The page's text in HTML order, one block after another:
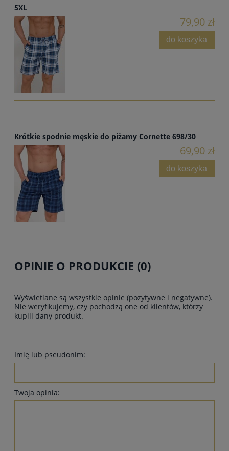
5XL
79,90 zł
do koszyka
Krótkie spodnie męskie do piżamy Cornette 698/30
69,90 zł
do koszyka
OPINIE O PRODUKCIE (0)
Wyświetlane są wszystkie opinie (pozytywne i negatywne).
Nie weryfikujemy, czy pochodzą one od klientów, którzy
kupili dany produkt.
Imię lub pseudonim:
Twoja opinia: